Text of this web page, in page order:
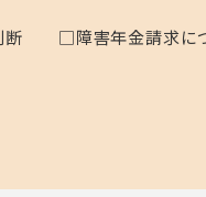
断 □障害年金請求につ